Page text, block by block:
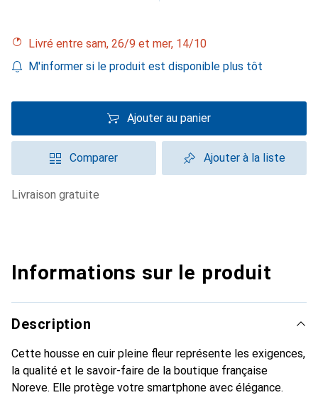
Livré entre sam, 26/9 et mer, 14/10
M'informer si le produit est disponible plus tôt
Ajouter au panier
Comparer Ajouter à la liste
livraison gratuite
Informations sur le produit
Description
Cette housse en cuir pleine fleur représente les exigences,
la qualité et le savoir-faire de la boutique française
Noreve. Elle protège votre smartphone avec élégance.